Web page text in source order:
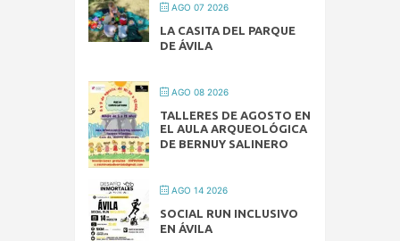
AGO 07 2026
LA CASITA DEL PARQUE
DE ÁVILA
AGO 08 2026
TALLERES DE AGOSTO EN
EL AULA ARQUEOLÓGICA
DE BERNUY SALINERO
AGO 14 2026
SOCIAL RUN INCLUSIVO
EN ÁVILA